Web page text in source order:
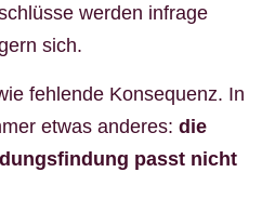
werden infrage
sich.
fehlende Konsequenz. In
etwas anderes: die
passt nicht